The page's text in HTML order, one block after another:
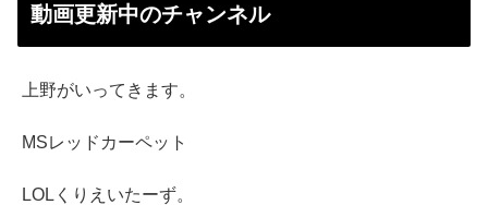
動画更新中のチャンネル
上野がいってきます。
MSレッドカーペット
LOLくりえいたーず。